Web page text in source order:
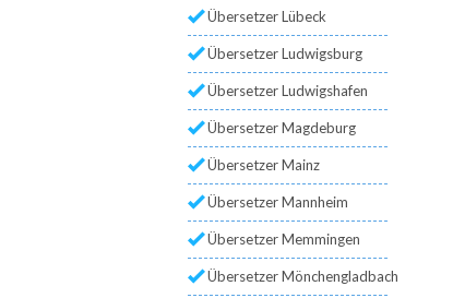
Übersetzer Lübeck
Übersetzer Ludwigsburg
Übersetzer Ludwigshafen
Übersetzer Magdeburg
Übersetzer Mainz
Übersetzer Mannheim
Übersetzer Memmingen
Übersetzer Mönchengladbach